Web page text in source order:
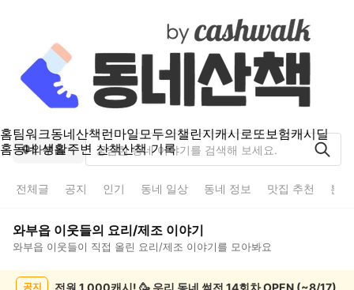
홈팀워크동네산책런마일모두의챌린지캐시로또보험캐시딜
홈동네 생활주변 산책산책 기록
와부읍
전체글 공지 인기 동네 일상 동네 정보 맛집 추천 분
와부읍 이웃들의 요리/제조 이야기
와부읍 이웃들이 직접 올린 요리/제조 이야기를 모아봐요
공지 전원 1,000캐시! 🥳 우리 동네 썰전 14회차 OPEN (~8/17)